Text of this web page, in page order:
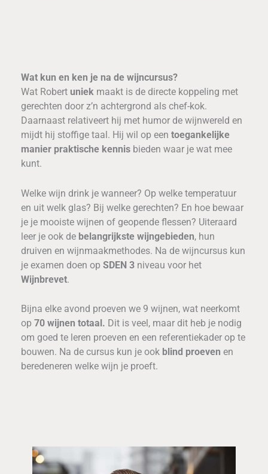
Wat kun en ken je na de wijncursus?
Wat Robert uniek maakt is de directe koppeling met
gerechten door z’n achtergrond als chef-kok.
Daarnaast relativeert hij met humor de wijnwereld en
mijdt hij stoffige taal. Hij wil op een toegankelijke
manier praktische kennis bieden waar je wat mee
kunt.
Welke wijn drink je wanneer? Op welke temperatuur
en uit welk glas? Bij welke gerechten? En hoe bewaar
je je mooiste wijnen of geopende flessen? Uiteraard
leer je ook de belangrijkste wijngebieden, hun
druiven en wijnmaakmethodes. Na de wijncursus kun
je examen doen op SDEN 3 niveau voor het
Wijnbrevet.
Bijna elke avond proeven we 9 wijnen, wat neerkomt
op 70 wijnen totaal. Dit is veel, maar dit heb je nodig
om goed te leren proeven en een referentiekader op te
bouwen. Na de cursus kun je ook blind proeven en
beredeneren welke wijn je proeft.